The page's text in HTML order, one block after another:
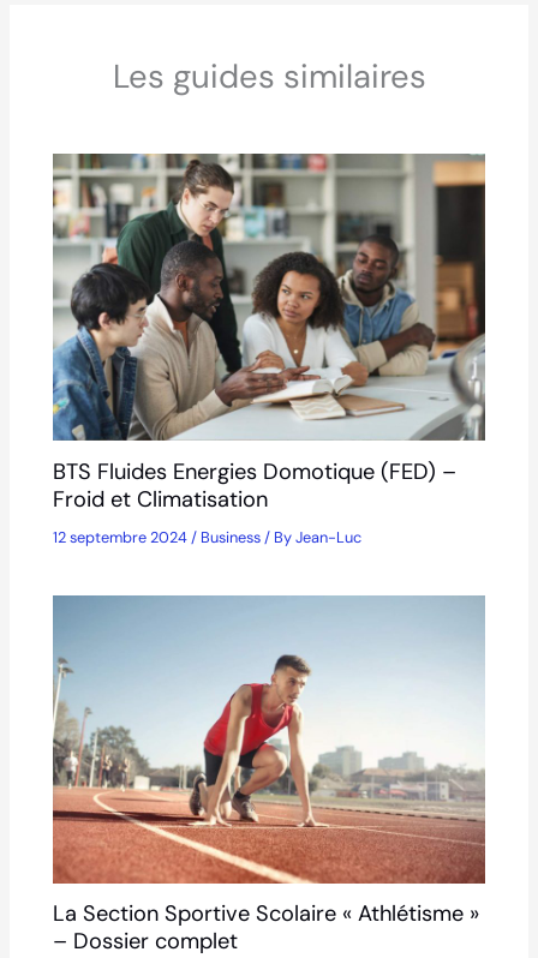
Les guides similaires
BTS Fluides Energies Domotique (FED) –
Froid et Climatisation
12 septembre 2024/ Business/ ByJean-Luc
La Section Sportive Scolaire « Athlétisme »
– Dossier complet